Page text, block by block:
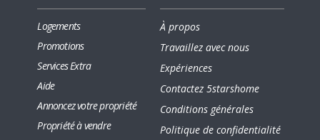
Logements
Promotions
Services Extra
Aide
Annoncez votre propriété
Propriété à vendre
À propos
Travaillez avec nous
Expériences
Contactez 5starshome
Conditions générales
Politique de confidentialité